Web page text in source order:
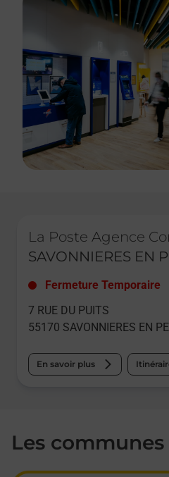
La Poste Agence
SAVONNIERES EN
Fermeture Temporaire
7 RUE DU PUITS
55170 SAVONNIERES EN
En savoir plus
Les